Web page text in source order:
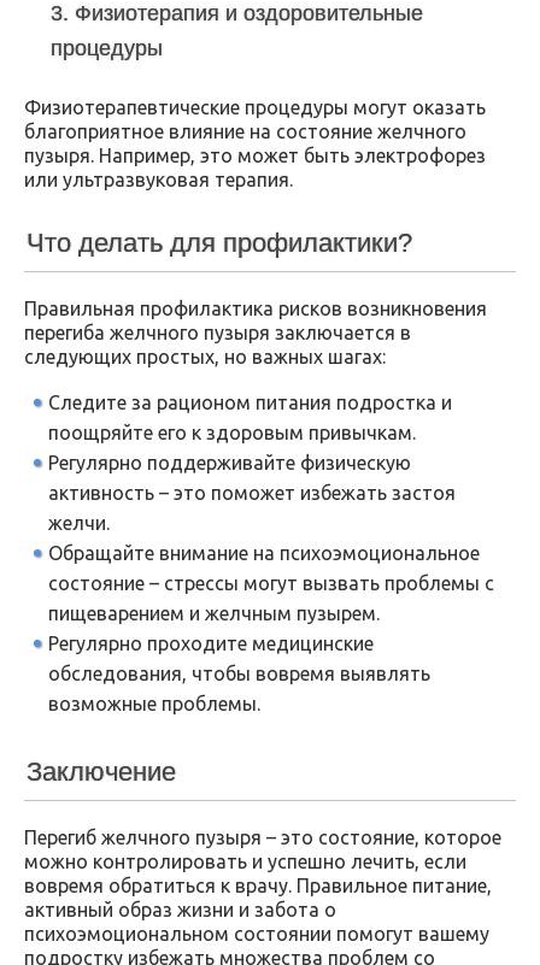
3. Физиотерапия и оздоровительные
процедуры
Физиотерапевтические процедуры могут оказать
благоприятное влияние на состояние желчного
пузыря. Например, это может быть электрофорез
или ультразвуковая терапия.
Что делать для профилактики?
Правильная профилактика рисков возникновения
перегиба желчного пузыря заключается в
следующих простых, но важных шагах:
Следите за рационом питания подростка и
поощряйте его к здоровым привычкам.
Регулярно поддерживайте физическую
активность – это поможет избежать застоя
желчи.
Обращайте внимание на психоэмоциональное
состояние – стрессы могут вызвать проблемы с
пищеварением и желчным пузырем.
Регулярно проходите медицинские
обследования, чтобы вовремя выявлять
возможные проблемы.
Заключение
Перегиб желчного пузыря – это состояние, которое
можно контролировать и успешно лечить, если
вовремя обратиться к врачу. Правильное питание,
активный образ жизни и забота о
психоэмоциональном состоянии помогут вашему
подростку избежать множества проблем со